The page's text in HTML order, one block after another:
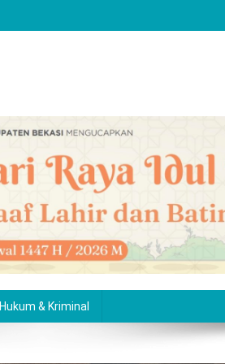
Hukum & Kriminal